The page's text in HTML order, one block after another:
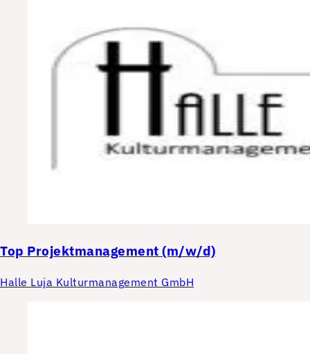
Top Projektmanagement (m/w/d)
Halle Luja Kulturmanagement GmbH